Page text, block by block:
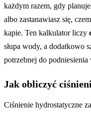
każdym razem, gdy
albo zastanawiasz się,
kapie. Ten kalkulator liczy
słupa wody, a dodatkowo
potrzebnej do
Jak obliczyć
Ciśnienie hydrostatyczne